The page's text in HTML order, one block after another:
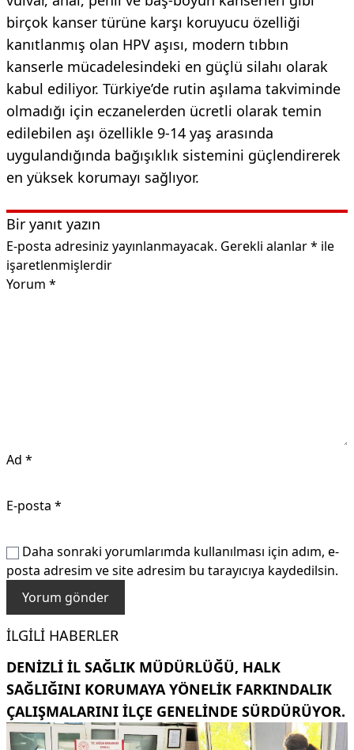
birçok kanser türüne karşı koruyucu özelliği
kanıtlanmış olan HPV aşısı, modern tıbbın
kanserle mücadelesindeki en güçlü silahı olarak
kabul ediliyor. Türkiye’de rutin aşılama takviminde
olmadığı için eczanelerden ücretli olarak temin
edilebilen aşı özellikle 9-14 yaş arasında
uygulandığında bağışıklık sistemini güçlendirerek
en yüksek korumayı sağlıyor.
Bir yanıt yazın
E-posta adresiniz yayınlanmayacak. Gerekli alanlar* ile
işaretlenmişlerdir
Yorum *
Ad *
E-posta *
Daha sonraki yorumlarımda kullanılması için adım, e-
posta adresim ve site adresim bu tarayıcıya kaydedilsin.
İLGILI HABERLER
DENIZLI İL SAĞLIK MÜDÜRLÜĞÜ, HALK
SAĞLIĞINI KORUMAYA YÖNELIK FARKINDALIK
ÇALIŞMALARINI ILÇE GENELINDE SÜRDÜRÜYOR.